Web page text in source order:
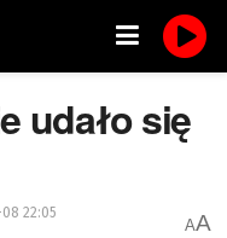
udało się
22:05
AA